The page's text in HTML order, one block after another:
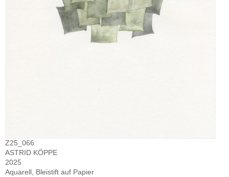
Z25_066
ASTRID KÖPPE
2025
Aquarell, Bleistift auf Papier